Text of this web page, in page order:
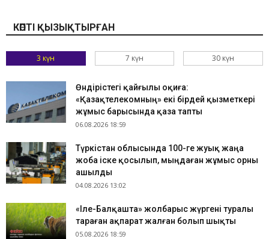
КӨПТІ ҚЫЗЫҚТЫРҒАН
3 күн 7 күн 30 күн
Өндірістегі қайғылы оқиға:
«Қазақтелекомның» екі бірдей қызметкері
жұмыс барысында қаза тапты
06.08.2026 18:59
Түркістан облысында 100-ге жуық жаңа
жоба іске қосылып, мыңдаған жұмыс орны
ашылды
04.08.2026 13:02
«Іле-Балқашта» жолбарыс жүргені туралы
тараған ақпарат жалған болып шықты
05.08.2026 18:59